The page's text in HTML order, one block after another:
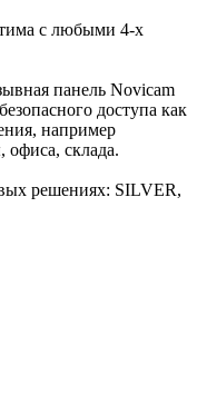
с любыми 4-х
панель Novicam
доступа как
например
офиса, склада.
решениях: SILVER,